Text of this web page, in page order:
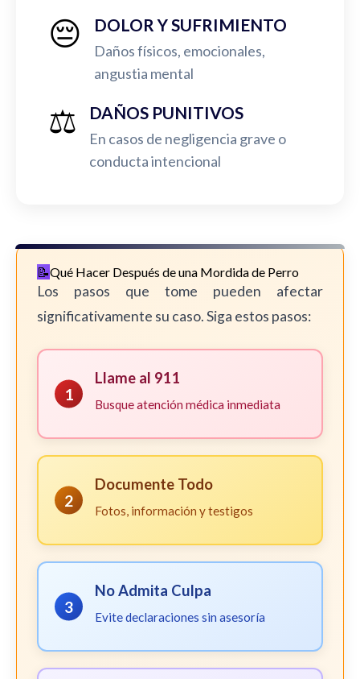
😔 DOLOR Y SUFRIMIENTO
Daños físicos, emocionales,
angustia mental
⚖️ DAÑOS PUNITIVOS
En casos de negligencia grave o
conducta intencional
Qué Hacer Después de una Mordida de Perro
Los pasos que tome pueden afectar
significativamente su caso. Siga estos pasos:
1
Llame al 911
Busque atención médica inmediata
2
Documente Todo
Fotos, información y testigos
3
No Admita Culpa
Evite declaraciones sin asesoría